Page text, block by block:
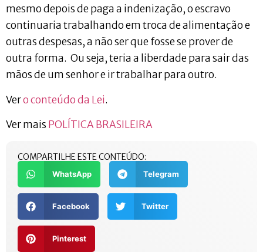
mesmo depois de paga a indenização, o escravo
continuaria trabalhando em troca de alimentação e
outras despesas, a não ser que fosse se prover de
outra forma. Ou seja, teria a liberdade para sair das
mãos de um senhor e ir trabalhar para outro.
Vero conteúdo da Lei.
Ver mais POLÍTICA BRASILEIRA
COMPARTILHE ESTE CONTEÚDO:
WhatsApp Telegram
Facebook Twitter
Pinterest